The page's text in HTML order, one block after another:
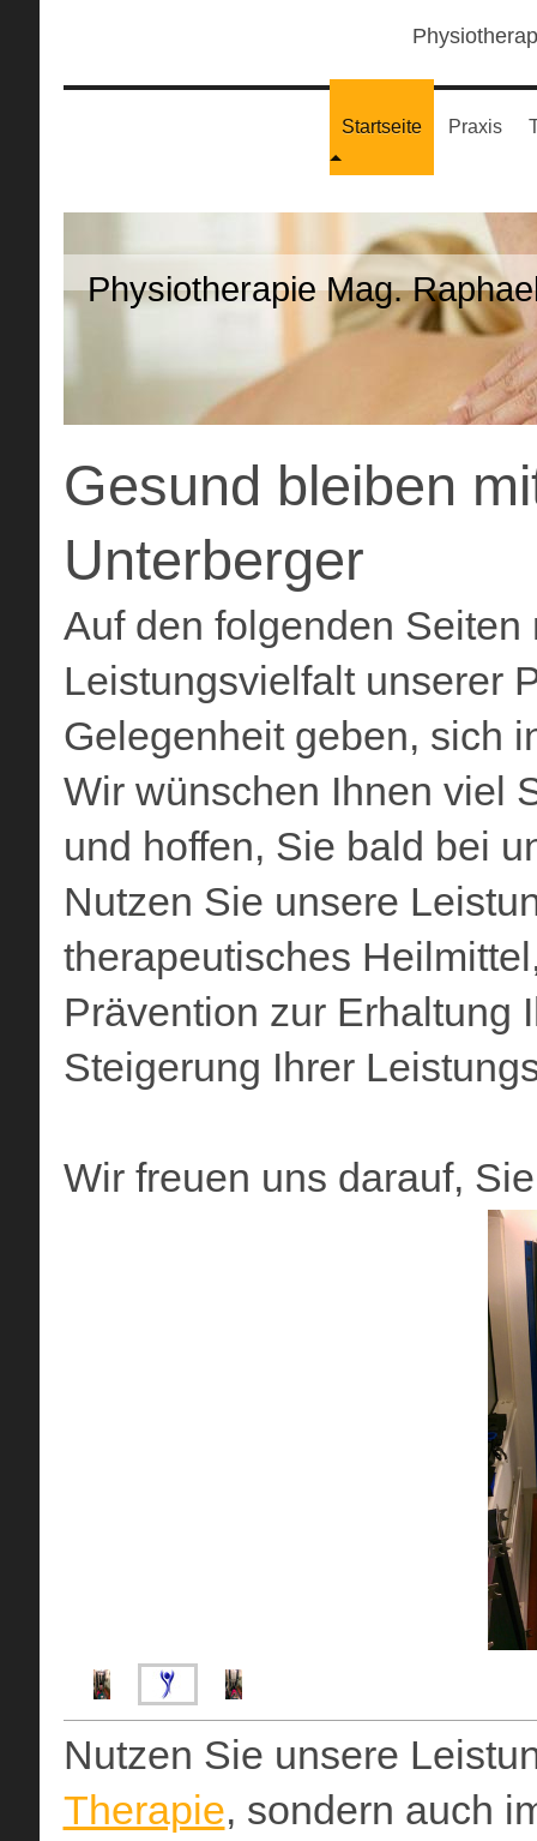
Startseite Praxis
Physiotherapie Mag.
Gesund bleiben
Unterberger
Auf den folgenden
Leistungsvielfalt unserer
Gelegenheit geben, sich
Wir wünschen Ihnen viel
und hoffen, Sie bald bei
Nutzen Sie unsere
therapeutisches
Prävention zur Erhaltung
Steigerung Ihrer
Wir freuen uns darauf,
Nutzen Sie unsere
Therapie, sondern auch